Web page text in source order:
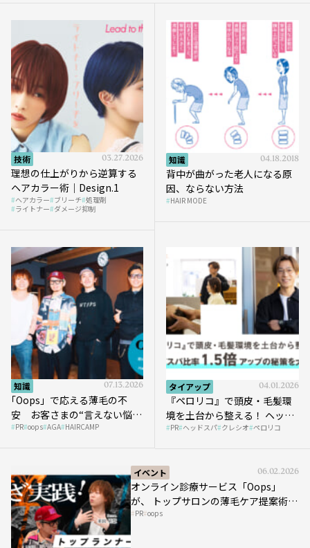
技術 03.27.2026
理想の仕上がりから逆算する
ヘアカラー術｜Design.1
ヘアカラー ブリーチ 処理剤
ライトナー ダメージ抑制
知識 04.18.2018
背中が曲がった老人になる原
因、ならない方法
HAIR MODE
知識 07.13.2026
｢Oops」で応える薄毛の不
安 お客さまの“言えない悩
み”にどう向き合う？ ＃01
PR oops AGA HAIRCAMP
タイアップ 04.01.2026
『ペロリコ』で頭皮・毛髪環
境を土台から整える！ ヘッド
スパ比率1.5倍アップの秘策を
PR ヘッドスパ クレシオ ペロリコ
イベント 06.02.2026
オンライン診療サービス「Oops」
が、 トップサロンの薄毛ケア提案術を
HAIRCAMPで公開！
PR oops